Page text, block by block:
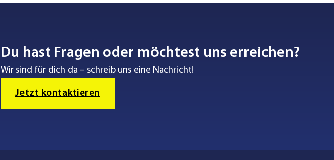
Du hast Fragen oder möchtest uns erreichen?
Wir sind für dich da – schreib uns eine Nachricht!
Jetzt kontaktieren